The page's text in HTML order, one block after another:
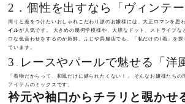
2．個性を出すなら「ヴィンテー
周りと差をつけたいおしゃれこだわり派のお嬢様には、大正ロマンを思
イルが人気です。 大きめの幾何学模様や、大胆なドット、ストライプな
ロな色合わせをするのが新鮮。ふじや呉服店でも、「私だけの1着」を
ています。
3 レースやパールで魅せる「洋
「着物だからって、和風だけに縛られたくない！」 そんなお嬢様たちの
アイテムのミックスです。
衿元や袖口からチラリと覗かせ